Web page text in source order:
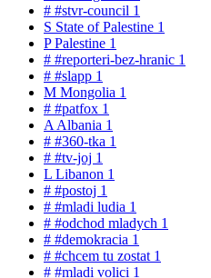
# #stvr-council 1
S State of Palestine 1
PPalestine 1
# #reporteri-bez-hranic 1
# #slapp 1
M Mongolia 1
# #patfox 1
A Albania 1
# #360-tka 1
# #tv-joj 1
L Libanon 1
# #postoj 1
# #mladi ludia 1
# #odchod mladych 1
# #demokracia 1
# #chcem tu zostat 1
# #mladi volici 1